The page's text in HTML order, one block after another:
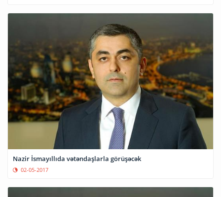
Nazir İsmayıllıda vətəndaşlarla görüşəcək
02-05-2017